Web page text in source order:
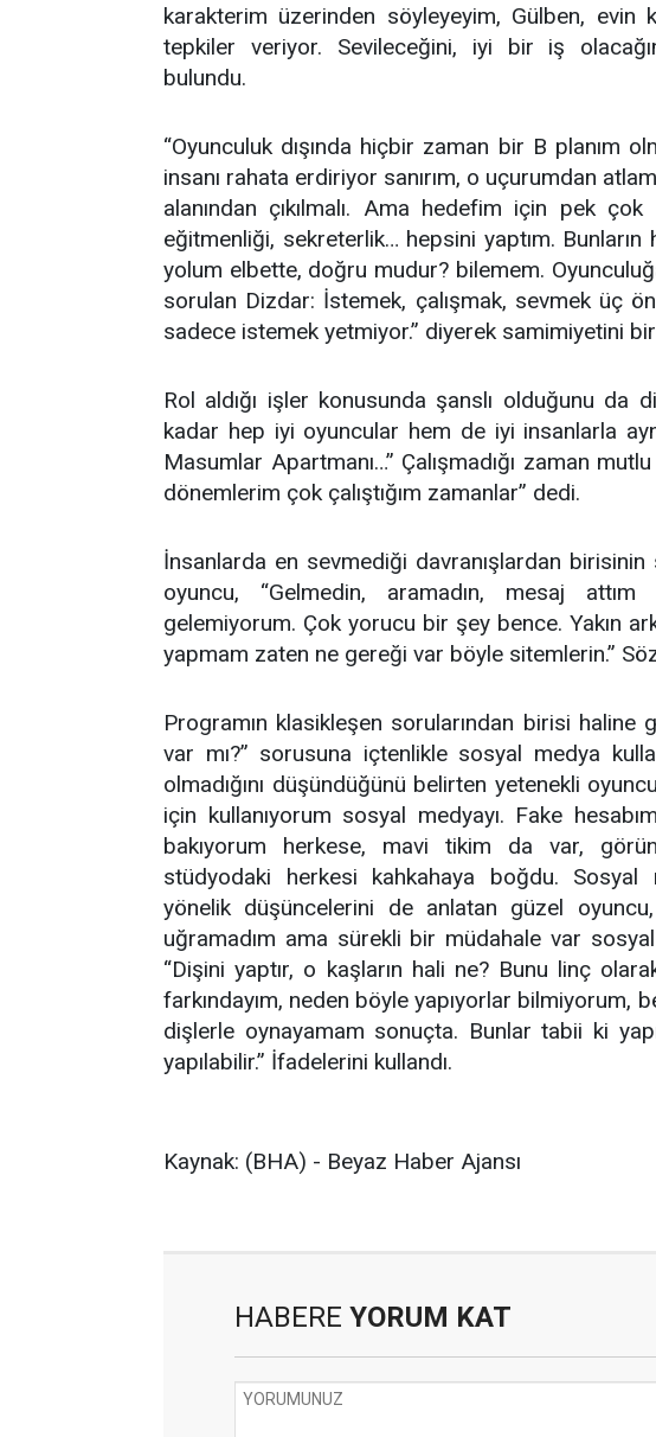
karakterim üzerinden söyleyeyim, Gülben, evin
tepkiler veriyor. Sevileceğini, iyi bir iş
bulundu.
“Oyunculuk dışında hiçbir zaman bir B planım
insanı rahata erdiriyor sanırım, o uçurumdan
alanından çıkılmalı. Ama hedefim için pek
eğitmenliği, sekreterlik… hepsini yaptım. Bunların
yolum elbette, doğru mudur? bilemem.
sorulan Dizdar: İstemek, çalışmak, sevmek üç
sadece istemek yetmiyor.” diyerek samimiyetini
Rol aldığı işler konusunda şanslı olduğunu da
kadar hep iyi oyuncular hem de iyi insanlarla
Masumlar Apartmanı…” Çalışmadığı zaman
dönemlerim çok çalıştığım zamanlar” dedi.
İnsanlarda en sevmediği davranışlardan birisinin
oyuncu, “Gelmedin, aramadın, mesaj
gelemiyorum. Çok yorucu bir şey bence. Yakın
yapmam zaten ne gereği var böyle sitemlerin.”
Programın klasikleşen sorularından birisi haline
var mı?” sorusuna içtenlikle sosyal medya
olmadığını düşündüğünü belirten yetenekli
için kullanıyorum sosyal medyayı. Fake
bakıyorum herkese, mavi tikim da var,
stüdyodaki herkesi kahkahaya boğdu.
yönelik düşüncelerini de anlatan güzel
uğramadım ama sürekli bir müdahale var
“Dişini yaptır, o kaşların hali ne? Bunu linç
farkındayım, neden böyle yapıyorlar bilmiyorum,
dişlerle oynayamam sonuçta. Bunlar tabii ki
yapılabilir.” İfadelerini kullandı.
Kaynak: (BHA) - Beyaz Haber Ajansı
HABERE YORUM KAT